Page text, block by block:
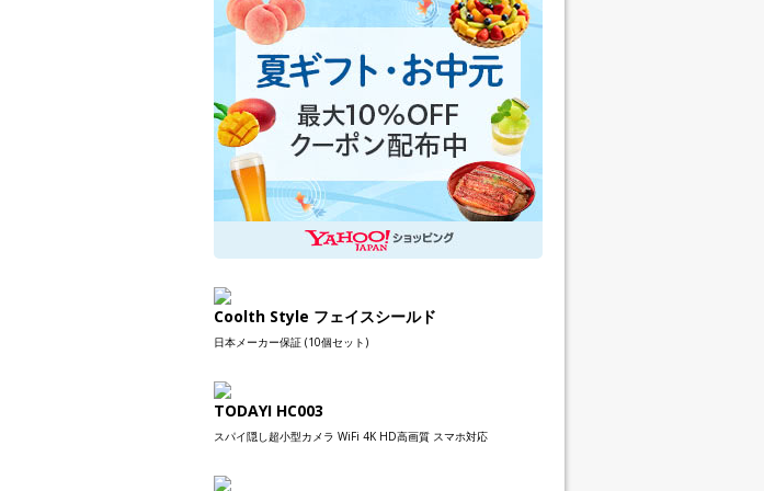
Coolth Style フェイスシールド
日本メーカー保証 (10個セット)
TODAYI HC003
スパイ隠し超小型カメラ WiFi 4K HD高画質 スマホ対応